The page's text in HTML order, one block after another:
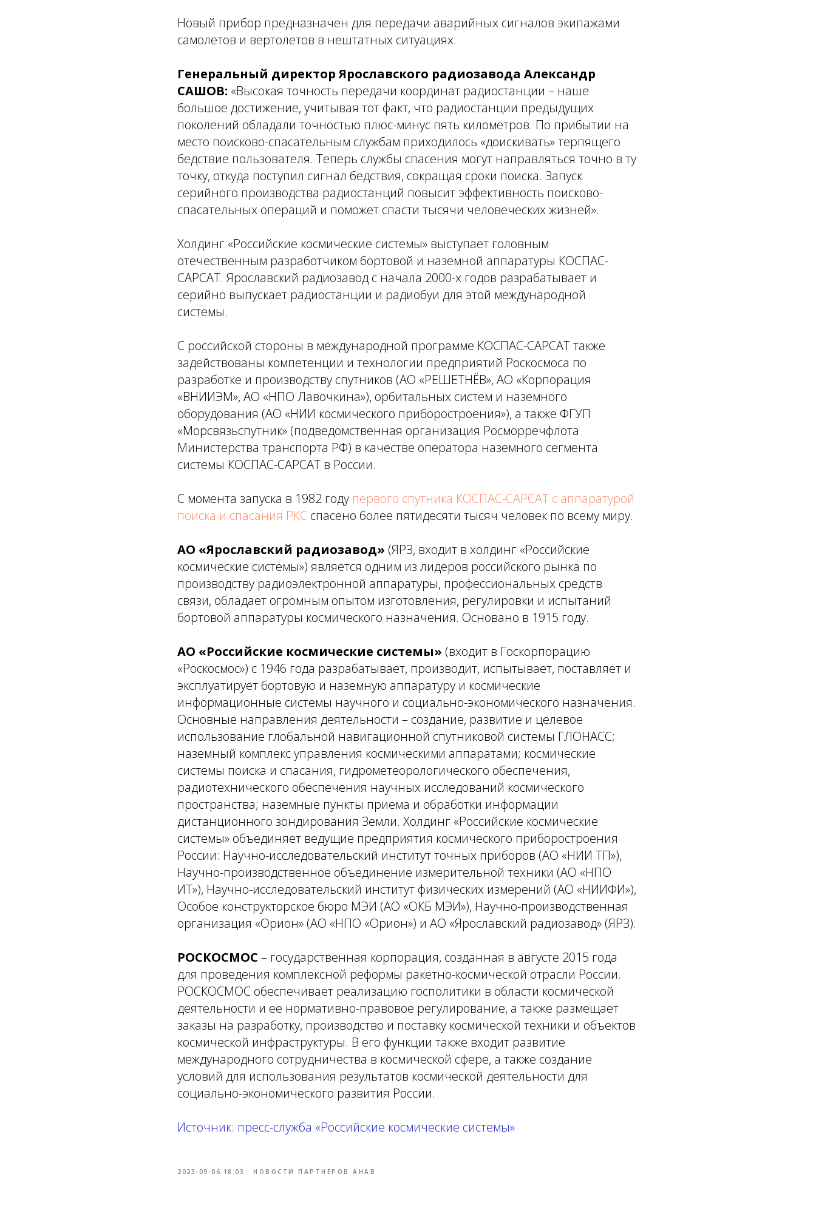
Новый прибор предназначен для передачи аварийных сигналов экипажами
самолетов и вертолетов в нештатных ситуациях.
Генеральный директор Ярославского радиозавода Александр
САШОВ: «Высокая точность передачи координат радиостанции – наше
большое достижение, учитывая тот факт, что радиостанции предыдущих
поколений обладали точностью плюс-минус пять километров. По прибытии на
место поисково-спасательным службам приходилось «доискивать» терпящего
бедствие пользователя. Теперь службы спасения могут направляться точно в ту
точку, откуда поступил сигнал бедствия, сокращая сроки поиска. Запуск
серийного производства радиостанций повысит эффективность поисково-
спасательных операций и поможет спасти тысячи человеческих жизней».
Холдинг «Российские космические системы» выступает головным
отечественным разработчиком бортовой и наземной аппаратуры КОСПАС-
САРСАТ. Ярославский радиозавод с начала 2000-х годов разрабатывает и
серийно выпускает радиостанции и радиобуи для этой международной
системы.
С российской стороны в международной программе КОСПАС-САРСАТ также
задействованы компетенции и технологии предприятий Роскосмоса по
разработке и производству спутников (АО «РЕШЕТНЁВ», АО «Корпорация
«ВНИИЭМ», АО «НПО Лавочкина»), орбитальных систем и наземного
оборудования (АО «НИИ космического приборостроения»), а также ФГУП
«Морсвязьспутник» (подведомственная организация Росморречфлота
Министерства транспорта РФ) в качестве оператора наземного сегмента
системы КОСПАС-САРСАТ в России.
С момента запуска в 1982 году первого спутника КОСПАС-САРСАТ с аппаратурой
поиска и спасания РКС спасено более пятидесяти тысяч человек по всему миру.
АО «Ярославский радиозавод» (ЯРЗ, входит в холдинг «Российские
космические системы») является одним из лидеров российского рынка по
производству радиоэлектронной аппаратуры, профессиональных средств
связи, обладает огромным опытом изготовления, регулировки и испытаний
бортовой аппаратуры космического назначения. Основано в 1915 году.
АО «Российские космические системы» (входит в Госкорпорацию
«Роскосмос») с 1946 года разрабатывает, производит, испытывает, поставляет и
эксплуатирует бортовую и наземную аппаратуру и космические
информационные системы научного и социально-экономического назначения.
Основные направления деятельности – создание, развитие и целевое
использование глобальной навигационной спутниковой системы ГЛОНАСС;
наземный комплекс управления космическими аппаратами; космические
системы поиска и спасания, гидрометеорологического обеспечения,
радиотехнического обеспечения научных исследований космического
пространства; наземные пункты приема и обработки информации
дистанционного зондирования Земли. Холдинг «Российские космические
системы» объединяет ведущие предприятия космического приборостроения
России: Научно-исследовательский институт точных приборов (АО «НИИ ТП»),
Научно-производственное объединение измерительной техники (АО «НПО
ИТ»), Научно-исследовательский институт физических измерений (АО «НИИФИ»),
Особое конструкторское бюро МЭИ (АО «ОКБ МЭИ»), Научно-производственная
организация «Орион» (АО «НПО «Орион») и АО «Ярославский радиозавод» (ЯРЗ).
РОСКОСМОС – государственная корпорация, созданная в августе 2015 года
для проведения комплексной реформы ракетно-космической отрасли России.
РОСКОСМОС обеспечивает реализацию госполитики в области космической
деятельности и ее нормативно-правовое регулирование, а также размещает
заказы на разработку, производство и поставку космической техники и объектов
космической инфраструктуры. В его функции также входит развитие
международного сотрудничества в космической сфере, а также создание
условий для использования результатов космической деятельности для
социально-экономического развития России.
Источник: пресс-служба «Российские космические системы»
2023-09-06 18:03 НОВОСТИ ПАРТНЕРОВ АНАВ